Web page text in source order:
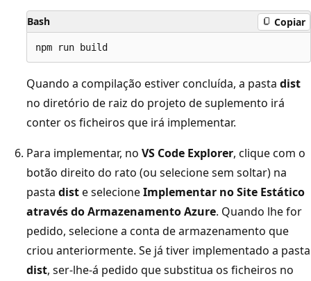
Bash Copiar
Quando a compilação estiver concluída, a pasta dist
no diretório de raiz do projeto de suplemento irá
conter os ficheiros que irá implementar.
Para implementar, no VS Code Explorer, clique com o
botão direito do rato (ou selecione sem soltar) na
pasta diste selecioneImplementar no Site Estático
através do Armazenamento Azure. Quando lhe for
pedido, selecione a conta de armazenamento que
criou anteriormente. Se já tiver implementado a pasta
dist, ser-lhe-á pedido que substitua os ficheiros no